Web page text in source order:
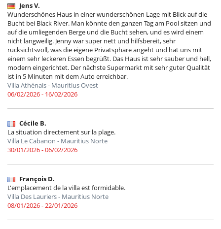
Jens V.
Wunderschönes Haus in einer wunderschönen Lage mit Blick auf die
Bucht bei Black River. Man könnte den ganzen Tag am Pool sitzen und
auf die umliegenden Berge und die Bucht sehen, und es wird einem
nicht langweilig. Jenny war super nett und hilfsbereit, sehr
rücksichtsvoll, was die eigene Privatsphäre angeht und hat uns mit
einem sehr leckeren Essen begrüßt. Das Haus ist sehr sauber und hell,
modern eingerichtet. Der nächste Supermarkt mit sehr guter Qualität
ist in 5 Minuten mit dem Auto erreichbar.
Villa Athénais - Mauritius Ovest
06/02/2026 - 16/02/2026
Cécile B.
La situation directement sur la plage.
Villa Le Cabanon - Mauritius Norte
30/01/2026 - 06/02/2026
François D.
L'emplacement de la villa est formidable.
Villa Des Lauriers - Mauritius Norte
08/01/2026 - 22/01/2026